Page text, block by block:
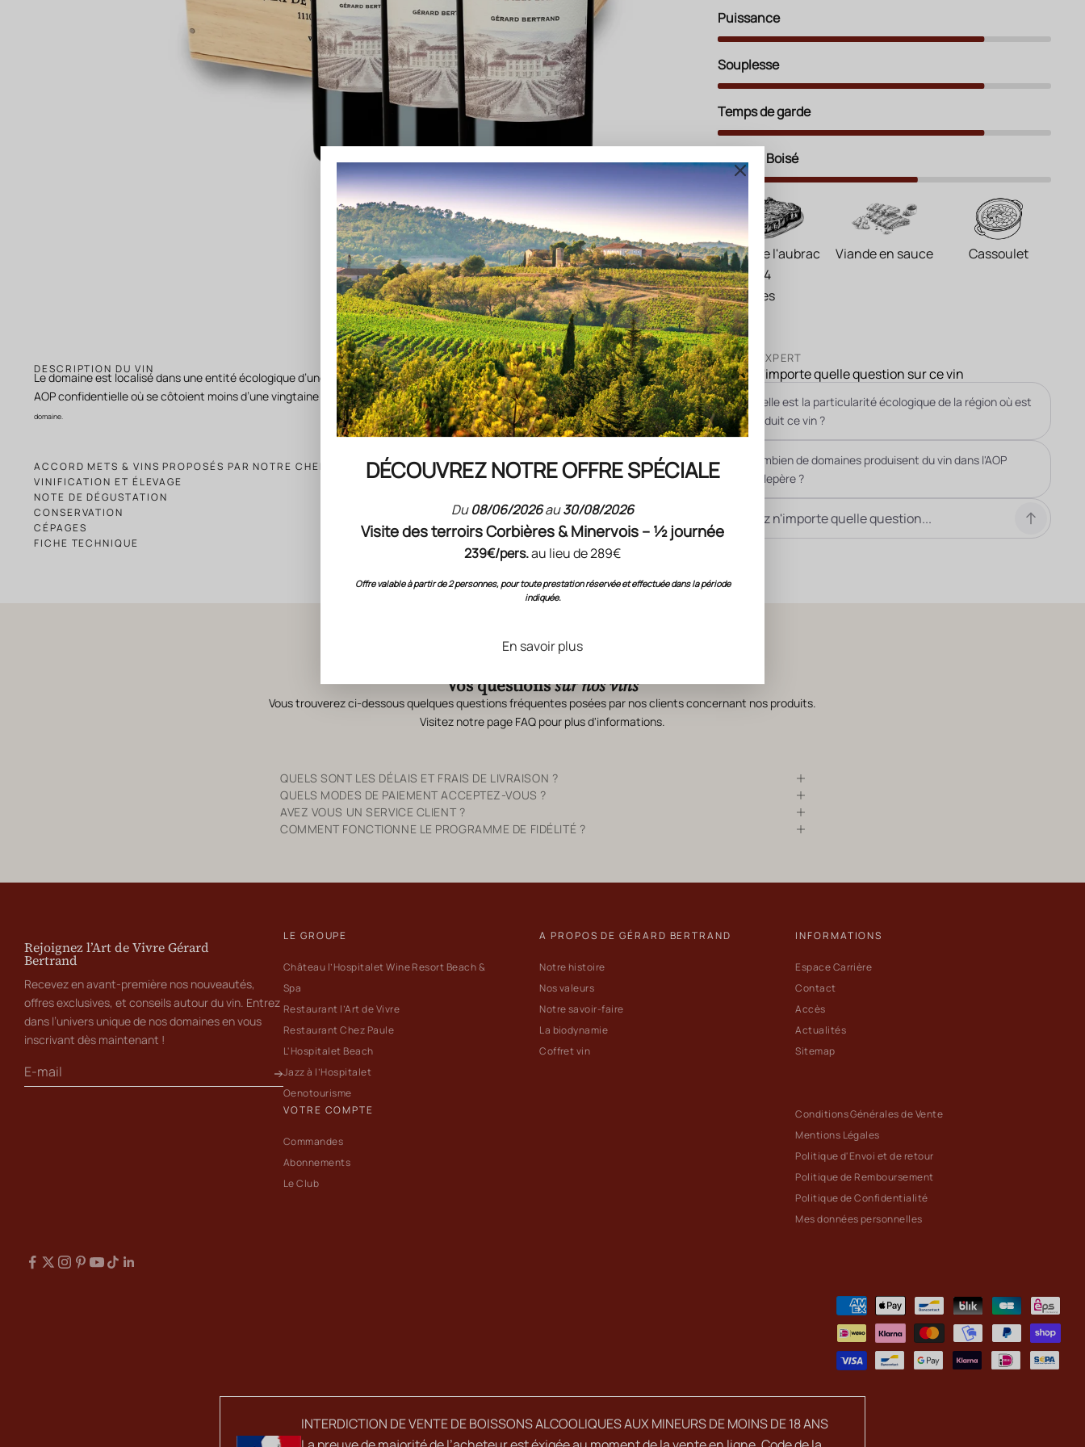
DÉCOUVREZ NOTRE OFFRE SPÉCIALE
Du08/06/2026au30/08/2026
Visite des terroirs Corbières & Minervois – ½ journée
239€/pers.au lieu de 289€
Offre valable à partir de 2 personnes, pour toute prestation réservée et effectuée dans la période
indiquée.
En savoir plus
Puissance
Souplesse
Temps de garde
Épices / Boisé
Boeuf de l'aubrac
maturé 4
semaines
Viande en sauce Cassoulet
VOTRE EXPERT
Posez n'importe quelle question sur ce vin
Quelle est la particularité écologique de la région où est
produit ce vin ?
Combien de domaines produisent du vin dans l'AOP
Malepère ?
DESCRIPTION DU VIN
Le domaine est localisé dans une entité écologique d’une grande richesse, connue des botanistes. Malepère est une
AOP confidentielle où se côtoient moins d’une vingtaine de domaines. Cette cuvéee est une sélection des meilleures parcelles du
domaine.
ACCORD METS & VINS PROPOSÉS PAR NOTRE CHEF
VINIFICATION ET ÉLEVAGE
NOTE DE DÉGUSTATION
CONSERVATION
CÉPAGES
FICHE TECHNIQUE
QUESTIONS FRÉQUENTES
Vos questionssur nos vins
Vous trouverez ci-dessous quelques questions fréquentes posées par nos clients concernant nos produits.
Visitez notre page FAQ pour plus d'informations.
QUELS SONT LES DÉLAIS ET FRAIS DE LIVRAISON ?
QUELS MODES DE PAIEMENT ACCEPTEZ-VOUS ?
AVEZ VOUS UN SERVICE CLIENT ?
COMMENT FONCTIONNE LE PROGRAMME DE FIDÉLITÉ ?
Rejoignez l’Art de Vivre Gérard
Bertrand
Recevez en avant-première nos nouveautés,
offres exclusives, et conseils autour du vin. Entrez
dans l’univers unique de nos domaines en vous
inscrivant dès maintenant !
LE GROUPE
Château l’Hospitalet Wine Resort Beach &
Spa
Restaurant l’Art de Vivre
Restaurant Chez Paule
L'Hospitalet Beach
Jazz à l’Hospitalet
Oenotourisme
A PROPOS DE GÉRARD BERTRAND
Notre histoire
Nos valeurs
Notre savoir-faire
La biodynamie
Coffret vin
INFORMATIONS
Espace Carrière
Contact
Accès
Actualités
Sitemap
VOTRE COMPTE
Commandes
Abonnements
Le Club
Conditions Générales de Vente
Mentions Légales
Politique d'Envoi et de retour
Politique de Remboursement
Politique de Confidentialité
Mes données personnelles
INTERDICTION DE VENTE DE BOISSONS ALCOOLIQUES AUX MINEURS DE MOINS DE 18 ANS